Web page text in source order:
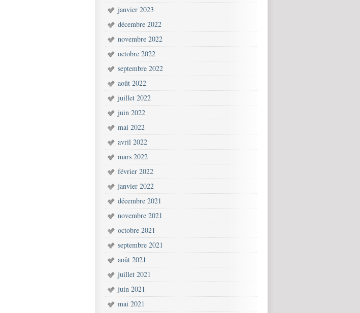
janvier 2023
décembre 2022
novembre 2022
octobre 2022
septembre 2022
août 2022
juillet 2022
juin 2022
mai 2022
avril 2022
mars 2022
février 2022
janvier 2022
décembre 2021
novembre 2021
octobre 2021
septembre 2021
août 2021
juillet 2021
juin 2021
mai 2021